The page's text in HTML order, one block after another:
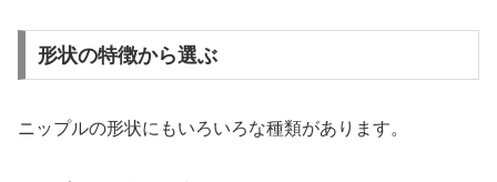
形状の特徴から選ぶ
ニップルの形状にもいろいろな種類があります。